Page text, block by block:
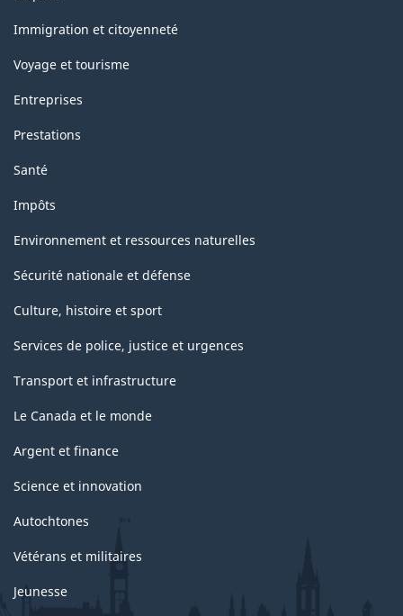
sujets
Immigration et citoyenneté
Voyage et tourisme
Entreprises
Prestations
Santé
Impôts
Environnement et ressources naturelles
Sécurité nationale et défense
Culture, histoire et sport
Services de police, justice et urgences
Transport et infrastructure
Le Canada et le monde
Argent et finance
Science et innovation
Autochtones
Vétérans et militaires
Jeunesse